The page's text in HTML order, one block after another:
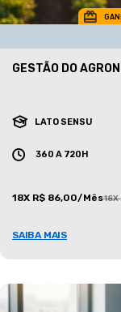
GESTÃO DO
LATO SENSU
360 A 720H
18X R$ 86,00/Mês18X
SAIBA MAIS